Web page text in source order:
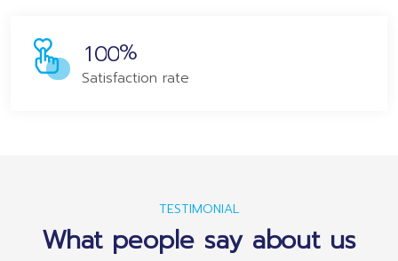
100%
Satisfaction rate
TESTIMONIAL
What people say about us